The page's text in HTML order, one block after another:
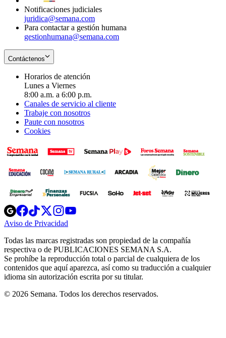
Notificaciones judiciales
juridica@semana.com
Para contactar a gestión humana
gestionhumana@semana.com
Contáctenos
Horarios de atención
Lunes a Viernes
8:00 a.m. a 6:00 p.m.
Canales de servicio al cliente
Trabaje con nosotros
Paute con nosotros
Cookies
Opens
in
new
Opens
in
new
Opens
in
new
window
Opens
new
windowwindow
Aviso de Privacidad
new
window
Todas las marcas registradas son propiedad de la compañía
respectiva o de PUBLICACIONES SEMANA S.A.
Se prohíbe la reproducción total o parcial de cualquiera de los
contenidos que aquí aparezca, así como su traducción a cualquier
idioma sin autorización escrita por su titular.
© 2026 Semana. Todos los derechos reservados.